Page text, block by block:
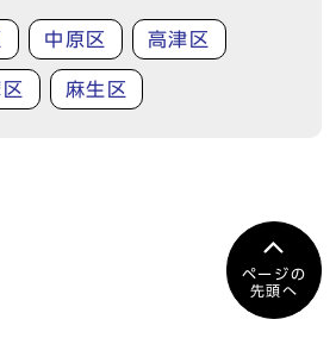
中原区 高津区
麻生区
ページの
先頭へ